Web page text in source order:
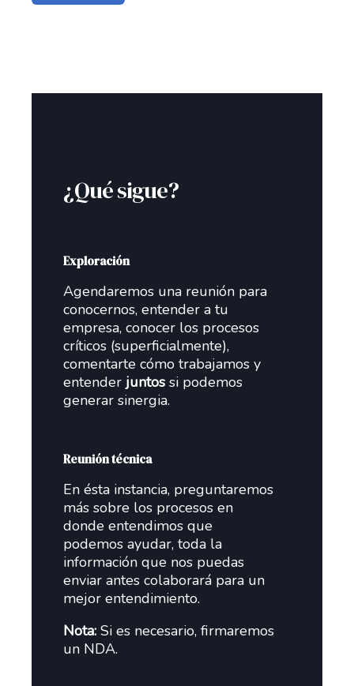
¿Qué sigue?
Exploración
Agendaremos una reunión para
conocernos, entender a tu
empresa, conocer los procesos
críticos (superficialmente),
comentarte cómo trabajamos y
entender juntos si podemos
generar sinergia.
Reunión técnica
En ésta instancia, preguntaremos
más sobre los procesos en
donde entendimos que
podemos ayudar, toda la
información que nos puedas
enviar antes colaborará para un
mejor entendimiento.
Nota: Si es necesario, firmaremos
un NDA.